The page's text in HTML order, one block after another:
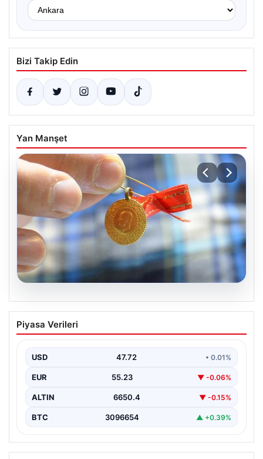
Bizi Takip Edin
Yan Manşet
09.08.2026
Altın fiyatları canlı 8 Nisan 2026: Altın
fiyatları ne kadar oldu? Gram, çeyrek,
fiyatları
Piyasa Verileri
USD 47.72 • 0.01%
EUR 55.23 ▼ -0.06%
ALTIN 6650.4 ▼ -0.15%
BTC 3096654 ▲ +0.39%